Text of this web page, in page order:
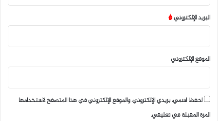
البريد الإلكتروني*
الموقع الإلكتروني
احفظ اسمي، بريدي الإلكتروني، والموقع الإلكتروني في هذا المتصفح لاستخدامها
المرة المقبلة في تعليقي.